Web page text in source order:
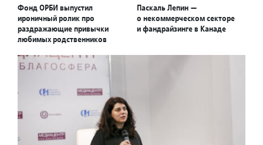
Фонд ОРБИ выпустил
ироничный ролик про
раздражающие привычки
любимых родственников
Паскаль Лепин —
о некоммерческом секторе
и фандрайзинге в Канаде